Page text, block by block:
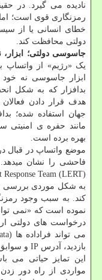
نادیده می گیرد. در
رمزنگاری قوی است؛ اما
خطای انسانی یا از
دولتی محافظت کند.
جاسوسی دولتی؛ ابزار،
یک «رژیم» از واتساپ
ابزار جاسوسی نه خود
بدافزار که به شکل
هدف قرار دادن
جهان استفاده شده؛
بهره برده است.
موضع واتساپ در قبال
به شکل موردی بررسی
کند. به سبب وجود
نموده است که «نمی
درخواست های دولتی
بازدید، آدرس IP و سوابق تراکنش را ارائه کند.
این تمایز حیاتی می
مواردی از راه دور زدن